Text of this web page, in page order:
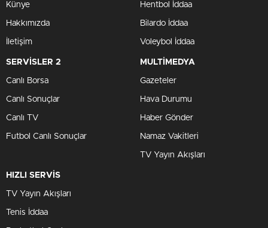
Künye
Hakkımızda
İletişim
Hentbol İddaa
Bilardo İddaa
Voleybol İddaa
SERVİSLER 2
Canlı Borsa
Canlı Sonuçlar
Canlı TV
Futbol Canlı Sonuçlar
MULTİMEDYA
Gazeteler
Hava Durumu
Haber Gönder
Namaz Vakitleri
TV Yayın Akışları
HIZLI SERVİS
TV Yayın Akışları
Tenis İddaa